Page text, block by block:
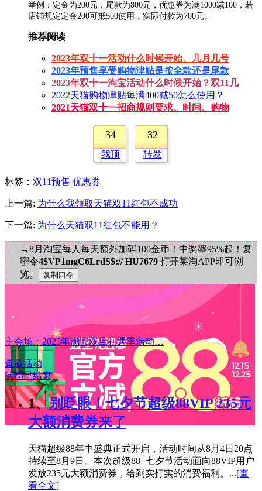
举例：定金为200元，尾款为800元，优惠券为满1000减100，若
店铺规定定金200可抵500使用，实际付款为700元。
推荐阅读
2023年双十一活动什么时候开始、几月几号
2023年预售享受购物津贴是按全款还是尾款
2023年双十一淘宝活动什么时候开始？双11几
2022天猫购物津贴每满400减50怎么使用？
2021天猫双十一招商规则要求、时间、购物
34
我顶
32
转发
标签 ： 双11预售 优惠券
上一篇: 为什么我领取天猫双11红包不成功
下一篇: 为什么天猫双11红包不能用？
→8月淘宝每人每天额外加码100金币！中奖率95%起！复
密令4$VP1mgC6LrdS$:// HU7679 打开某淘APP即可浏
览。
主会场：2025年淘宝双旦礼遇季活动…
查看活动
活动已结束
1、 别眨眼！七夕节超级88VIP 235元
大额消费券来了
天猫超级88年中盛典正式开启，活动时间从8月4日20点
持续至8月9日。本次超级88+七夕节活动面向88VIP用户
发放235元大额消费券，给到实打实的消费福利。...[查
看全文]